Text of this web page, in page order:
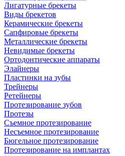
Лигатурные брекеты
Виды брекетов
Керамические брекеты
Сапфировые брекеты
Металлические брекеты
Невидимые брекеты
Ортодонтические аппараты
Элайнеры
Пластинки на зубы
Трейнеры
Ретейнеры
Протезирование зубов
Протезы
Съемное протезирование
Несъемное протезирование
Бюгельное протезирование
Протезирование на имплантах